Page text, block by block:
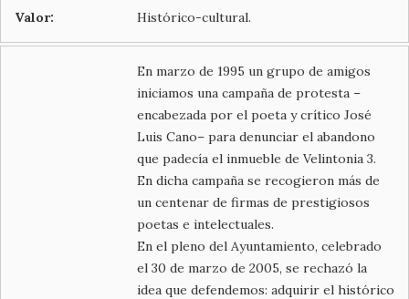
Valor: Histórico-cultural.
En marzo de 1995 un grupo de amigos
iniciamos una campaña de protesta –
encabezada por el poeta y crítico José
Luis Cano– para denunciar el abandono
que padecía el inmueble de Velintonia 3.
En dicha campaña se recogieron más de
un centenar de firmas de prestigiosos
poetas e intelectuales.
En el pleno del Ayuntamiento, celebrado
el 30 de marzo de 2005, se rechazó la
idea que defendemos: adquirir el histórico